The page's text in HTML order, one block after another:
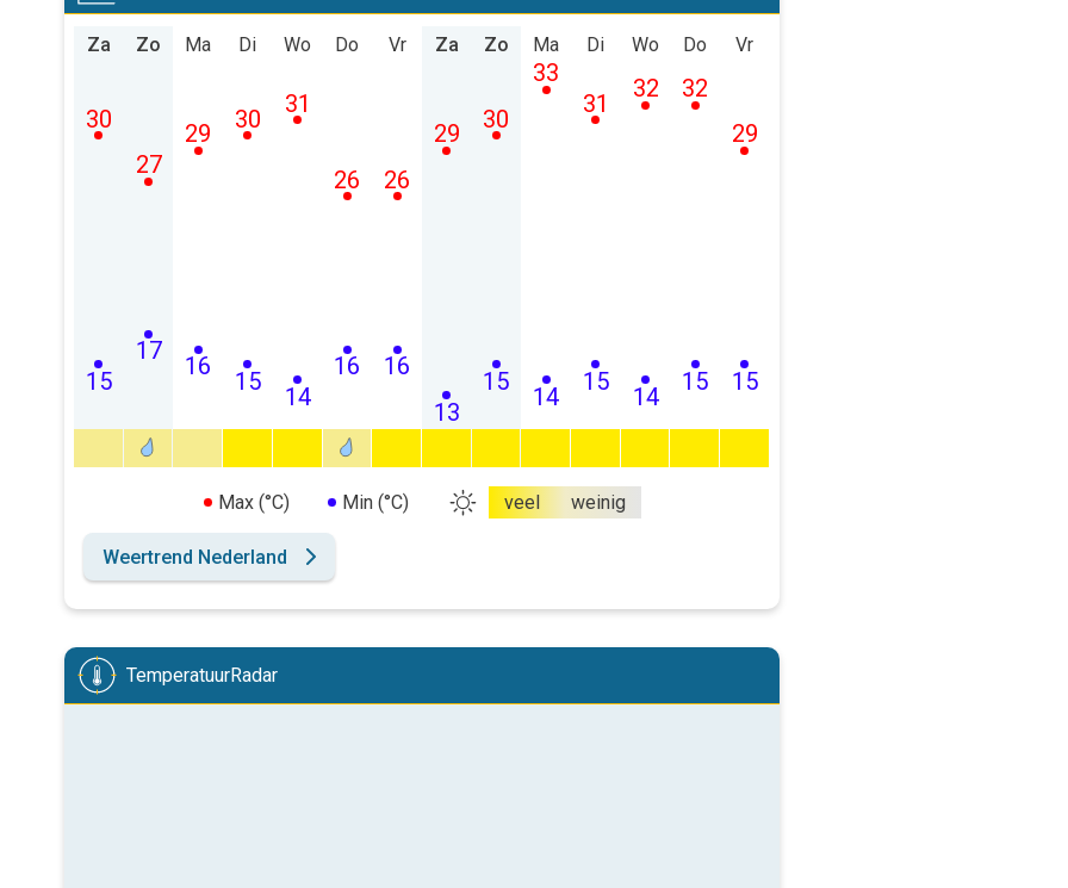
Za
15
30
Zo
17
27
Ma
16
29
Di
15
30
Wo
14
31
Do
16
26
Vr
16
26
Za
13
29
Zo
15
30
Ma
14
33
Di
15
31
Wo
14
32
Do
15
32
Vr
15
29
Max (°C) Min (°C) veel weinig
Weertrend Nederland
TemperatuurRadar